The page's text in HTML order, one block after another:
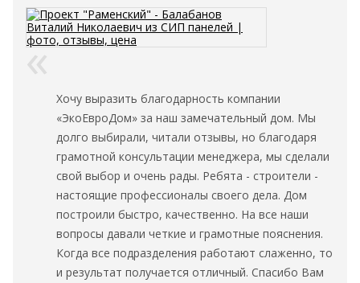
Хочу выразить благодарность компании
«ЭкоЕвроДом» за наш замечательный дом. Мы
долго выбирали, читали отзывы, но благодаря
грамотной консультации менеджера, мы сделали
свой выбор и очень рады. Ребята - строители -
настоящие профессионалы своего дела. Дом
построили быстро, качественно. На все наши
вопросы давали четкие и грамотные пояснения.
Когда все подразделения работают слаженно, то
и результат получается отличный. Спасибо Вам